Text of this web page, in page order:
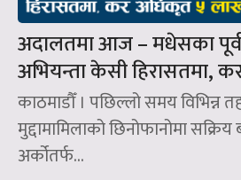
अदालतमा आज – मधेसका
अभियन्ता केसी हिरासतमा,
काठमाडौँ । पछिल्लो समय विभिन्न
मुद्दामामिलाको छिनोफानोमा
अर्कोतर्फ...